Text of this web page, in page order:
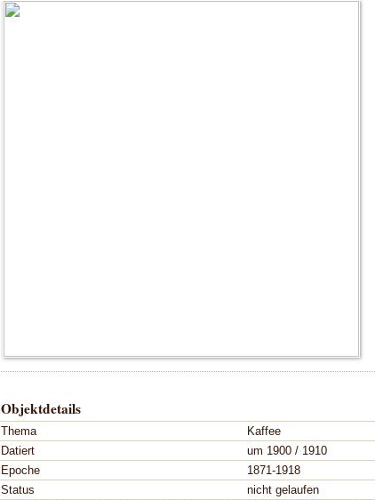
Objektdetails
Thema
Kaffee
Datiert
um 1900 / 1910
Epoche
1871-1918
Status
nicht gelaufen